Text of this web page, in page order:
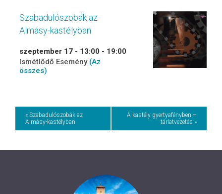
Szabadulószobák az
Almásy-kastélyban
szeptember 17 - 13:00 - 19:00
Ismétlődő Esemény (Az
összes)
Event
Navigation
« Szabadulószobák az
Almásy-kastélyban
A kastély gyertyafényben –
tárlatvezetés »